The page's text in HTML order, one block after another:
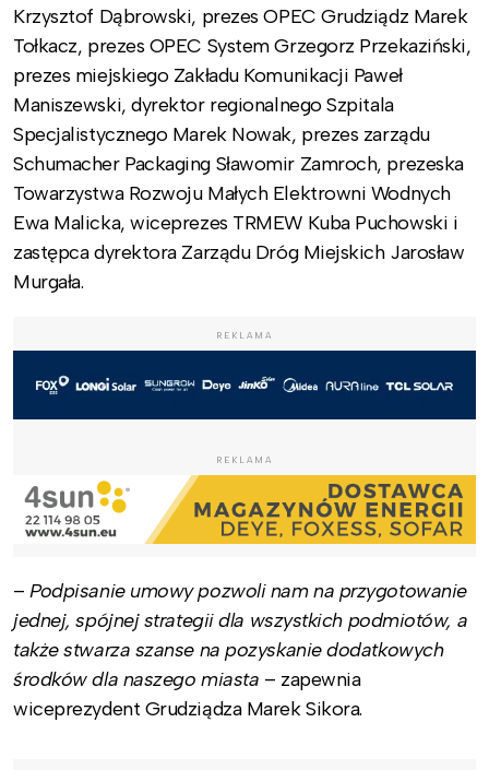
Krzysztof Dąbrowski, prezes OPEC Grudziądz Marek
Tołkacz, prezes OPEC System Grzegorz Przekaziński,
prezes miejskiego Zakładu Komunikacji Paweł
Maniszewski, dyrektor regionalnego Szpitala
Specjalistycznego Marek Nowak, prezes zarządu
Schumacher Packaging Sławomir Zamroch, prezeska
Towarzystwa Rozwoju Małych Elektrowni Wodnych
Ewa Malicka, wiceprezes TRMEW Kuba Puchowski i
zastępca dyrektora Zarządu Dróg Miejskich Jarosław
Murgała.
REKLAMA
REKLAMA
– Podpisanie umowy pozwoli nam na przygotowanie
jednej, spójnej strategii dla wszystkich podmiotów, a
także stwarza szanse na pozyskanie dodatkowych
środków dla naszego miasta – zapewnia
wiceprezydent Grudziądza Marek Sikora.